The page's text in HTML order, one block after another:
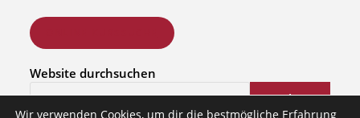
Website durchsuchen
Suchen
Wir verwenden Cookies, um dir die bestmögliche Erfahrung